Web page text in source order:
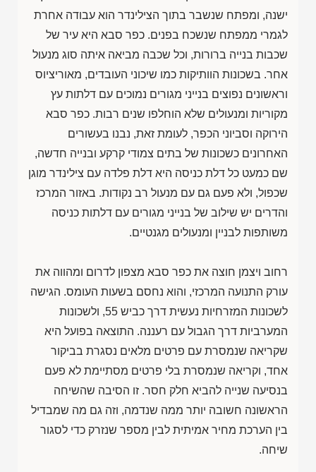
ישנה, ומפתח שנשבר בתוך הצילינדר הוא עבודה אחרת
לגמרי ממפתח שנשכח בפנים. כפר סבא היא עיר של
שכבות בנייה ברורות, וכל שכבה מביאה איתה סוג מנעול
אחר. בשכונות הוותיקות כמו שיכוני העובדים, מאוריציוס
וראשונים נפוצים בנייני מגורים נמוכים עם דלתות עץ
מקוריות ומנעולים שלא הוחלפו שנים רבות. כפר סבא
הירוקה וסביוני הכפר, לעומת זאת, נבנו בעשורים
האחרונים כשכונות של בתים צמודי קרקע ובנייה חדשה,
שם כמעט כל דלת כניסה היא דלת פלדה עם צילינדר מוגן
שכפול, ולא פעם גם עם מנעול רב נקודות. באזור המרכז
והדרים יש שילוב של בנייני מגורים עם דלתות כניסה
משותפות לבניין ומנעולים מגנטיים.
רחוב ויצמן חוצה את כפר סבא מצפון לדרום ומהווה את
עורק התנועה המרכזי, והוא נחסם בשעות העומס. הגישה
לשכונות המזרחיות נעשית דרך כביש 55, ולשכונות
המערביות דרך הגבול עם רעננה. התוצאה בפועל היא
שקריאה שנמסרת עם פרטים מלאים נסגרת בביקור
אחד, וקריאה שנמסרת בלי פרטים מסתיימת לא פעם
בנסיעה שנייה להביא חלק חסר. זו הסיבה שהשיחה
הראשונה חשובה יותר ממה שנדמה, וזה גם מה שמבדיל
בין הערכת מחיר אמיתית לבין מספר שנזרק כדי לסגור
שיחה.